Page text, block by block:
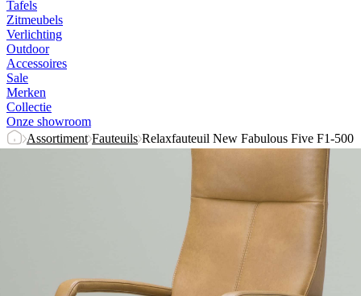
Tafels
Zitmeubels
Verlichting
Outdoor
Accessoires
Sale
Merken
Collectie
Onze showroom
Assortiment Fauteuils Relaxfauteuil New Fabulous Five F1-500